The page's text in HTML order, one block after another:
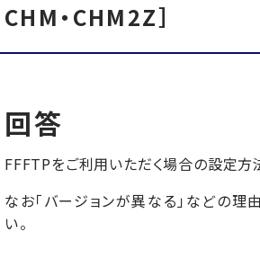
CHM・CHM2Z］
回答
FFFTPをご利用いただく場合の設定方
なお「バージョンが異なる」などの
い。